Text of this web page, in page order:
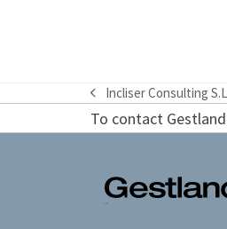
previous
post:
Incliser Consulting
To contact